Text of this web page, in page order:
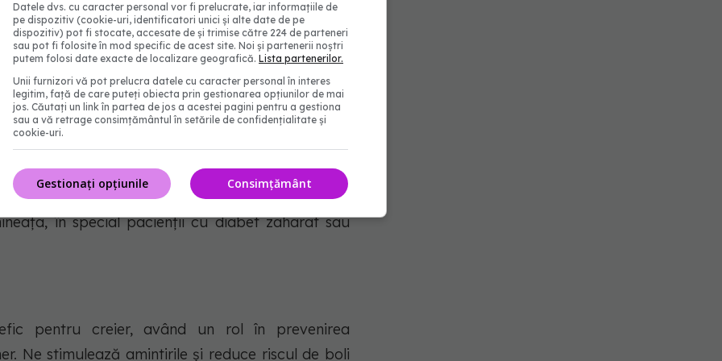
pentru reducerea inflamației în orice parte
de ulei de măsline funcționează mai eficient
de măsline este mai recomandat deoarece este
reglează nivelul zahărului din sânge. Ar trebui
în special pacienții cu diabet zaharat sau
pentru creier, având un rol în prevenirea
Ne stimulează amintirile și reduce riscul de boli
Datele dvs. cu caracter personal vor fi prelucrate, iar informațiile de
pe dispozitiv (cookie-uri, identificatori unici și alte date de pe
dispozitiv) pot fi stocate, accesate de și trimise către 224 de parteneri
sau pot fi folosite în mod specific de acest site. Noi și partenerii noștri
putem folosi date exacte de localizare geografică. Lista partenerilor.
Unii furnizori vă pot prelucra datele cu caracter personal în interes
legitim, față de care puteți obiecta prin gestionarea opțiunilor de mai
jos. Căutați un link în partea de jos a acestei pagini pentru a gestiona
sau a vă retrage consimțământul în setările de confidențialitate și
cookie-uri.
Consimțământ
Gestionați opțiunile